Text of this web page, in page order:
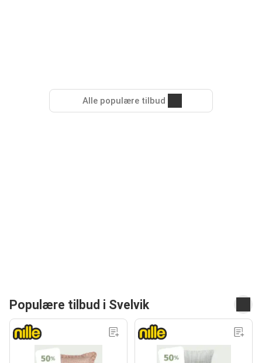
Alle populære tilbud
Populære tilbud i Svelvik